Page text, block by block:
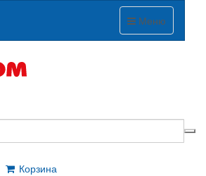
Меню
Корзина